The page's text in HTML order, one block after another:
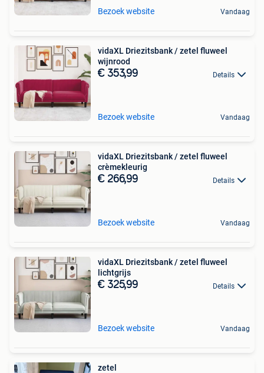
Bezoek website Vandaag
vidaXL Driezitsbank / zetel fluweel
wijnrood
€ 353,99 Details
Bezoek website Vandaag
vidaXL Driezitsbank / zetel fluweel
crèmekleurig
€ 266,99 Details
Bezoek website Vandaag
vidaXL Driezitsbank / zetel fluweel
lichtgrijs
€ 325,99 Details
Bezoek website Vandaag
zetel